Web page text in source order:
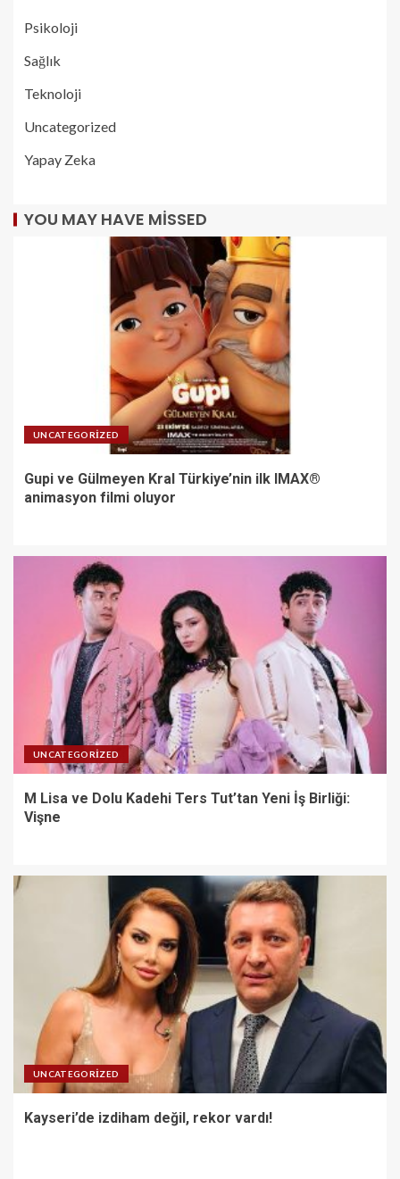
Psikoloji
Sağlık
Teknoloji
Uncategorized
Yapay Zeka
YOU MAY HAVE MISSED
UNCATEGORIZED
Gupi ve Gülmeyen Kral Türkiye’nin ilk IMAX®
animasyon filmi oluyor
UNCATEGORIZED
M Lisa ve Dolu Kadehi Ters Tut’tan Yeni İş Birliği:
Vişne
UNCATEGORIZED
Kayseri’de izdiham değil, rekor vardı!